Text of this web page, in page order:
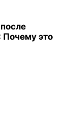
Почему это